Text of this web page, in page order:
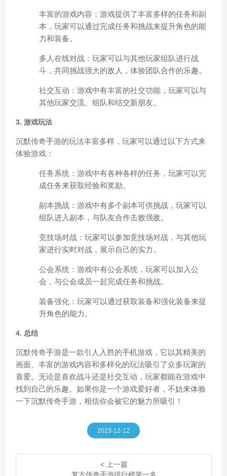
丰富的游戏内容：游戏提供了丰富多样的任务和副
本，玩家可以通过完成任务和挑战来提升角色的能
力和装备。
多人在线对战：玩家可以与其他玩家组队进行战
斗，共同挑战强大的敌人，体验团队合作的乐趣。
社交互动：游戏中有丰富的社交功能，玩家可以与
其他玩家交流、组队和结交新朋友。
3. 游戏玩法
沉默传奇手游的玩法丰富多样，玩家可以通过以下方式来
体验游戏：
任务系统：游戏中有各种各样的任务，玩家可以完
成任务来获取经验和奖励。
副本挑战：游戏中有多个副本可供挑战，玩家可以
组队进入副本，与队友合作击败强敌。
竞技场对战：玩家可以参加竞技场对战，与其他玩
家进行实时对战，展示自己的实力。
公会系统：游戏中有公会系统，玩家可以加入公
会，与公会成员一起完成任务和挑战。
装备强化：玩家可以通过获取装备和强化装备来提
升角色的能力。
4. 总结
沉默传奇手游是一款引人入胜的手机游戏，它以其精美的
画面、丰富的游戏内容和多样化的玩法吸引了众多玩家的
喜爱。无论是喜欢战斗还是社交互动，玩家都能在游戏中
找到自己的乐趣。如果你是一个游戏爱好者，不妨来体验
一下沉默传奇手游，相信你会被它的魅力所吸引！
2023-12-12
< 上一篇